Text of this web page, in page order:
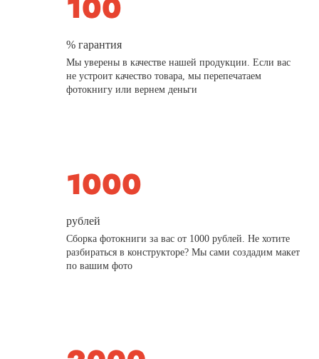
% гарантия
Мы уверены в качестве нашей продукции. Если вас
не устроит качество товара, мы перепечатаем
фотокнигу или вернем деньги
рублей
Сборка фотокниги за вас от 1000 рублей. Не хотите
разбираться в конструкторе? Мы сами создадим макет
по вашим фото